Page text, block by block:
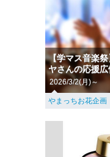
【学マス音楽
ヤさんの応援広
2026/3/2(月)～
やまっちお花企画